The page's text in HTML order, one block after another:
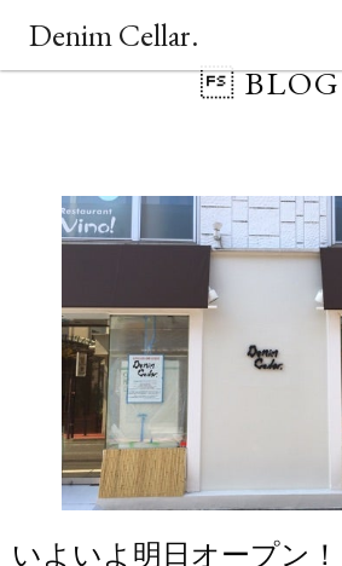
Denim Cellar.
BLOG
ACCESS
BLOG
いよいよ明日オープン！